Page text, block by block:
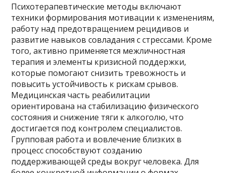
Психотерапевтические методы включают
техники формирования мотивации к изменениям,
работу над предотвращением рецидивов и
развитие навыков совладания с стрессами. Кроме
того, активно применяется межличностная
терапия и элементы кризисной поддержки,
которые помогают снизить тревожность и
повысить устойчивость к рискам срывов.
Медицинская часть реабилитации
ориентирована на стабилизацию физического
состояния и снижение тяги к алкоголю, что
достигается под контролем специалистов.
Групповая работа и вовлечение близких в
процесс способствуют созданию
поддерживающей среды вокруг человека. Для